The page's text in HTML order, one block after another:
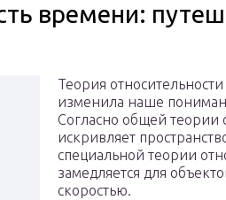
времени:
Теория
изменила наше
Согласно общей теории
искривляет
специальной теории
замедляется для
скоростью.